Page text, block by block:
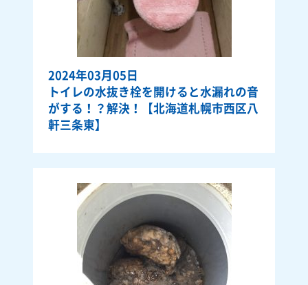
2024年03月05日
トイレの水抜き栓を開けると水漏れの音
がする！？解決！【北海道札幌市西区八
軒三条東】